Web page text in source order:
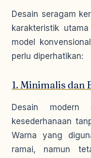
Desain seragam
karakteristik
model
perlu diperhatikan:
1. Minimalis dan
Desain modern
kesederhanaan
Warna yang
ramai, namun